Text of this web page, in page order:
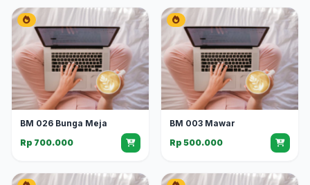
BM 026 Bunga Meja
Rp 700.000
BM 003 Mawar
Rp 500.000